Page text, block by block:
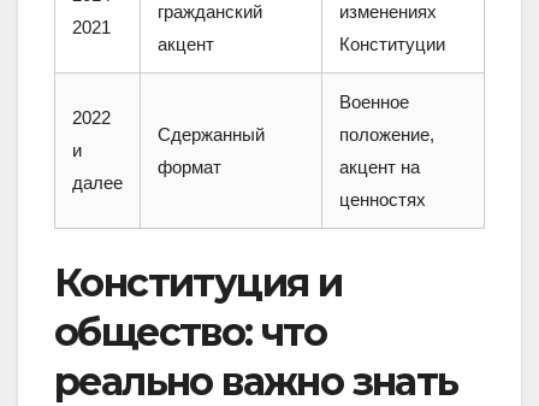
2021
гражданский
акцент
изменениях
Конституции
2022
и
далее
Сдержанный
формат
Военное
положение,
акцент на
ценностях
Конституция и
общество: что
реально важно знать